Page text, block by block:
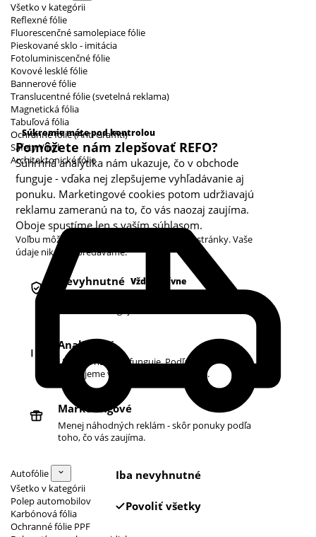
Všetko v kategórii
Reflexné fólie
Fluorescenčné samolepiace fólie
Pieskované sklo - imitácia
Fotoluminiscenčné fólie
Kovové lesklé fólie
Bannerové fólie
Translucentné fólie (svetelná reklama)
Magnetická fólia
Tabuľová fólia
Ochranné fólie (Anti Graffiti)
Safety Vinyl
Architektonické fólie
Autofólie
Všetko v kategórii
Polep automobilov
Karbónová fólia
Ochranné fólie PPF
Súkromie máte pod kontrolou
Pomôžete nám zlepšovať REFO?
Súhrnná analytika nám ukazuje, čo v obchode
funguje - vďaka nej zlepšujeme vyhľadávanie aj
ponuku. Marketingové cookies potom udržiavajú
reklamu zameranú na to, čo vás naozaj zaujíma.
Oboje spustíme len s vaším súhlasom.
Voľbu môžete kedykoľvek zmeniť v pätičke stránky. Vaše
údaje nikdy nepredávame.
Kategórie cookies
Nevyhnutné Vždy aktívne
Analytické
Ukazujú nám, čo funguje. Podľa toho
zlepšujeme vyhľadávanie aj ponuku.
Marketingové
Menej náhodných reklám - skôr ponuky podľa
toho, čo vás zaujíma.
Iba nevyhnutné
Povoliť všetky